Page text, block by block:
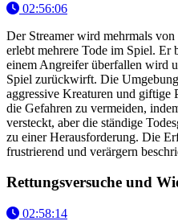
02:56:06
Der Streamer wird mehrmals
erlebt mehrere Tode im Spiel. Er
einem Angreifer überfallen wird
Spiel zurückwirft. Die
aggressive Kreaturen und giftige
die Gefahren zu vermeiden,
versteckt, aber die ständige
zu einer Herausforderung. Die
frustrierend und verärgern
Rettungsversuche und
02:58:14